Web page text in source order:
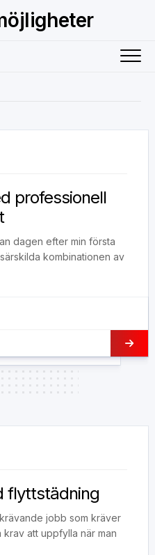
professionell
dagen efter min första
kombinationen av
flyttstädning
jobb som kräver
att uppfylla när man